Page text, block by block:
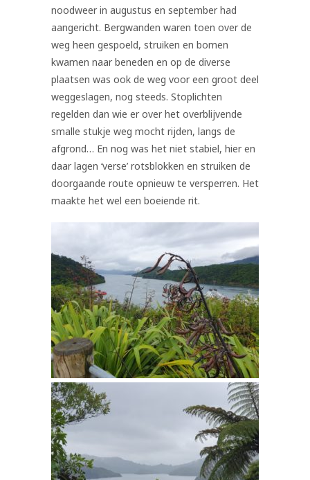
noodweer in augustus en september had
aangericht. Bergwanden waren toen over de
weg heen gespoeld, struiken en bomen
kwamen naar beneden en op de diverse
plaatsen was ook de weg voor een groot deel
weggeslagen, nog steeds. Stoplichten
regelden dan wie er over het overblijvende
smalle stukje weg mocht rijden, langs de
afgrond… En nog was het niet stabiel, hier en
daar lagen ‘verse’ rotsblokken en struiken de
doorgaande route opnieuw te versperren. Het
maakte het wel een boeiende rit.